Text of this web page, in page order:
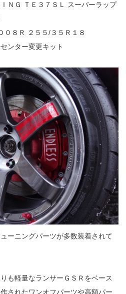
ＮＧ ＴＥ３７ＳＬ スーパーラップ
０８Ｒ ２５５/３５Ｒ１８
ンター変更キット
ーニングパーツが多数装着されて
も軽量なランサーＧＳＲをベース
されたワンオフパーツや高額パー